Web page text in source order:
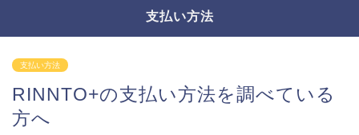
支払い方法
支払い方法
RINNTO+の支払い方法を調べている
方へ